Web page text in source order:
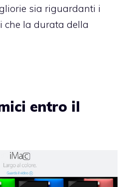
sia riguardanti i
che la durata della
entro il